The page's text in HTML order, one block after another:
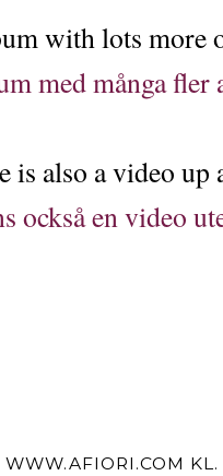
with lots more
med många
is also a video
också en video
KL.